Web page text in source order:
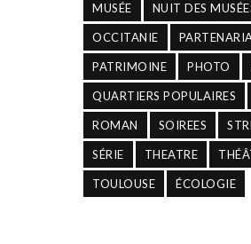
MUSÉE NUIT DES
OCCITANIE
PATRIMOINE PHOTO
QUARTIERS POPULAIRES
ROMAN SOIREES
SÉRIE THEATRE
TOULOUSE ÉCOLOGIE